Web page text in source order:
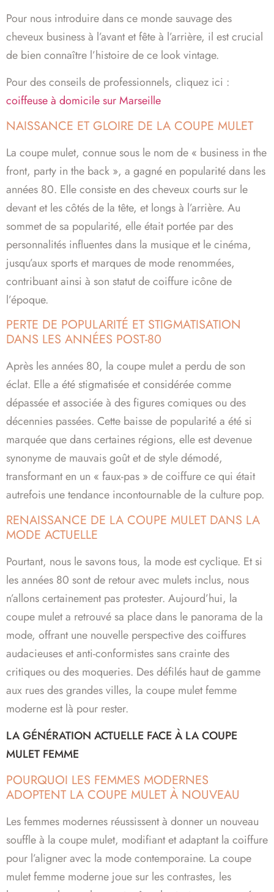
Pour nous introduire dans ce monde sauvage des
cheveux business à l’avant et fête à l’arrière, il est crucial
de bien connaître l’histoire de ce look vintage.
Pour des conseils de professionnels, cliquez ici :
coiffeuse à domicile sur Marseille
NAISSANCE ET GLOIRE DE LA COUPE MULET
La coupe mulet, connue sous le nom de « business in the
front, party in the back », a gagné en popularité dans les
années 80. Elle consiste en des cheveux courts sur le
devant et les côtés de la tête, et longs à l’arrière. Au
sommet de sa popularité, elle était portée par des
personnalités influentes dans la musique et le cinéma,
jusqu’aux sports et marques de mode renommées,
contribuant ainsi à son statut de coiffure icône de
l’époque.
PERTE DE POPULARITÉ ET STIGMATISATION
DANS LES ANNÉES POST-80
Après les années 80, la coupe mulet a perdu de son
éclat. Elle a été stigmatisée et considérée comme
dépassée et associée à des figures comiques ou des
décennies passées. Cette baisse de popularité a été si
marquée que dans certaines régions, elle est devenue
synonyme de mauvais goût et de style démodé,
transformant en un « faux-pas » de coiffure ce qui était
autrefois une tendance incontournable de la culture pop.
RENAISSANCE DE LA COUPE MULET DANS LA
MODE ACTUELLE
Pourtant, nous le savons tous, la mode est cyclique. Et si
les années 80 sont de retour avec mulets inclus, nous
n’allons certainement pas protester. Aujourd’hui, la
coupe mulet a retrouvé sa place dans le panorama de la
mode, offrant une nouvelle perspective des coiffures
audacieuses et anti-conformistes sans crainte des
critiques ou des moqueries. Des défilés haut de gamme
aux rues des grandes villes, la coupe mulet femme
moderne est là pour rester.
LA GÉNÉRATION ACTUELLE FACE À LA COUPE
MULET FEMME
POURQUOI LES FEMMES MODERNES
ADOPTENT LA COUPE MULET À NOUVEAU
Les femmes modernes réussissent à donner un nouveau
souffle à la coupe mulet, modifiant et adaptant la coiffure
pour l’aligner avec la mode contemporaine. La coupe
mulet femme moderne joue sur les contrastes, les